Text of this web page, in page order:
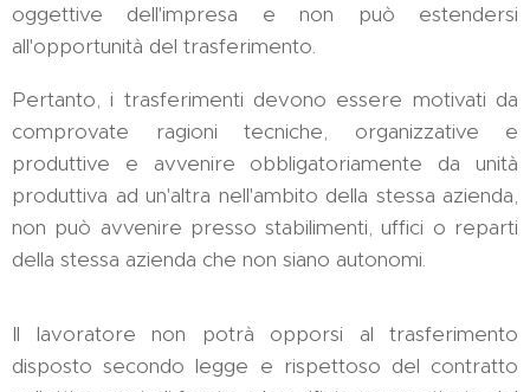
oggettive dell'impresa e non può estendersi
all'opportunità del trasferimento.
Pertanto, i trasferimenti devono essere motivati da
comprovate ragioni tecniche, organizzative e
produttive e avvenire obbligatoriamente da unità
produttiva ad un'altra nell'ambito della stessa azienda,
non può avvenire presso stabilimenti, uffici o reparti
della stessa azienda che non siano autonomi.
Il lavoratore non potrà opporsi al trasferimento
disposto secondo legge e rispettoso del contratto